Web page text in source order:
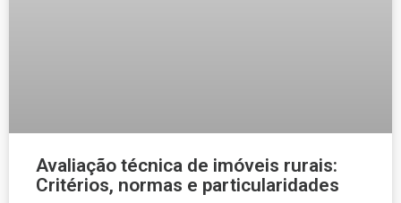
Avaliação técnica de imóveis rurais:
Critérios, normas e particularidades